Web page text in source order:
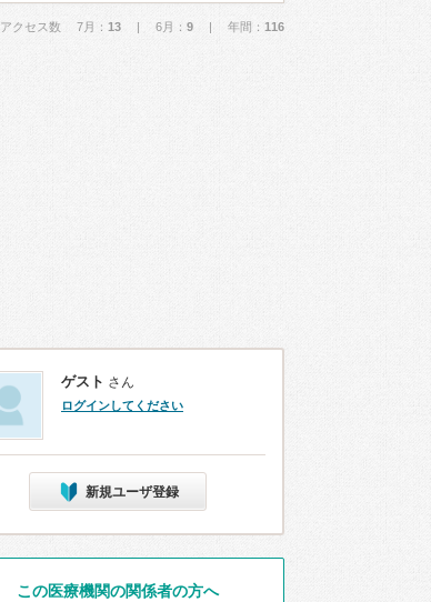
アクセス数 7月： 13 | 6月： 9 | 年間： 116
ゲスト さん
ログインしてください
新規ユーザ登録
この医療機関の関係者の方へ